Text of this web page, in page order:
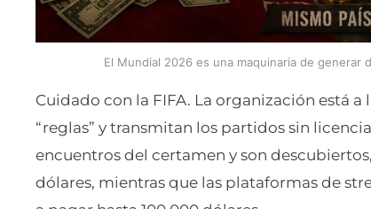
El Mundial 2026 es una maquinaria de generar
Cuidado con la FIFA. La organización está
“reglas” y transmitan los partidos sin
encuentros del certamen y son
dólares, mientras que las plataformas de